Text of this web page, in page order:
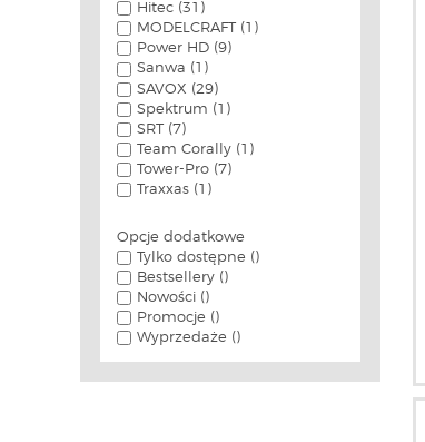
Hitec (31)
MODELCRAFT (1)
Power HD (9)
Sanwa (1)
SAVOX (29)
Spektrum (1)
SRT (7)
Team Corally (1)
Tower-Pro (7)
Traxxas (1)
Opcje dodatkowe
Tylko dostępne ()
Bestsellery ()
Nowości ()
Promocje ()
Wyprzedaże ()